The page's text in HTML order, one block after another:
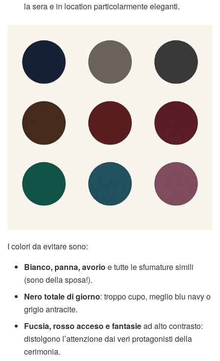
la sera e in location particolarmente eleganti.
I colori da evitare sono:
Bianco, panna, avorio e tutte le sfumature simili
(sono della sposa!).
Nero totale di giorno: troppo cupo, meglio blu navy o
grigio antracite.
Fucsia, rosso acceso e fantasiead alto contrasto:
distolgono l’attenzione dai veri protagonisti della
cerimonia.